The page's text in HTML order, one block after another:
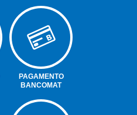
PAGAMENTO
BANCOMAT